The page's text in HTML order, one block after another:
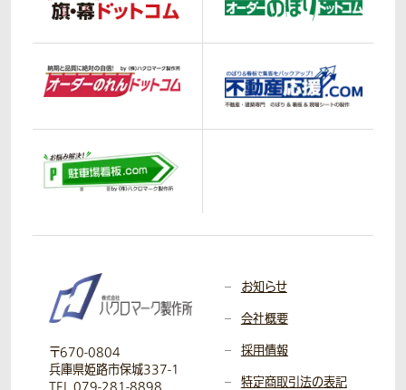
〒670-0804
兵庫県姫路市保城337-1
お知らせ
会社概要
採用情報
特定商取引法の表記